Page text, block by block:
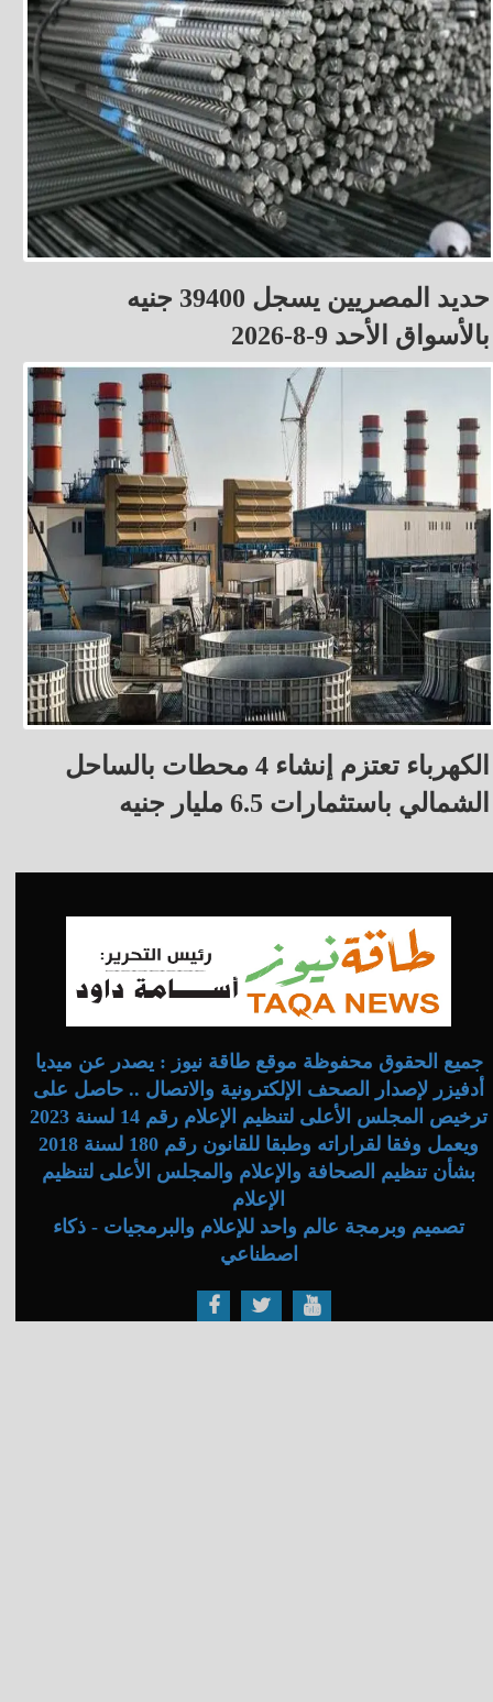
حديد المصريين يسجل 39400 جنيه
بالأسواق الأحد 9-8-2026
الكهرباء تعتزم إنشاء 4 محطات بالساحل
الشمالي باستثمارات 6.5 مليار جنيه
جميع الحقوق محفوظة موقع طاقة نيوز : يصدر عن ميديا
أدفيزر لإصدار الصحف الإلكترونية والاتصال .. حاصل على
ترخيص المجلس الأعلى لتنظيم الإعلام رقم 14 لسنة 2023
ويعمل وفقا لقراراته وطبقا للقانون رقم 180 لسنة 2018
بشأن تنظيم الصحافة والإعلام والمجلس الأعلى لتنظيم
الإعلام
تصميم وبرمجة عالم واحد للإعلام والبرمجيات - ذكاء
اصطناعي